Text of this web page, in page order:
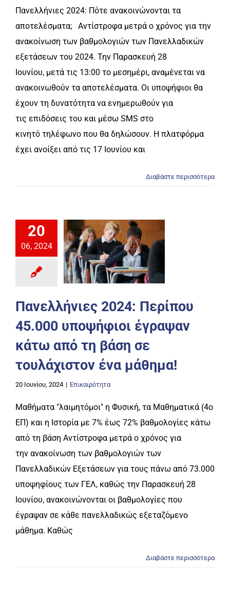
Πανελλήνιες 2024: Πότε ανακοινώνονται τα
αποτελέσματα; Αντίστροφα μετρά ο χρόνος για την
ανακοίνωση των βαθμολογιών των Πανελλαδικών
εξετάσεων του 2024. Την Παρασκευή 28
Ιουνίου, μετά τις 13:00 το μεσημέρι, αναμένεται να
ανακοινωθούν τα αποτελέσματα. Οι υποψήφιοι θα
έχουν τη δυνατότητα να ενημερωθούν για
τις επιδόσεις του και μέσω SMS στο
κινητό τηλέφωνο που θα δηλώσουν. Η πλατφόρμα
έχει ανοίξει από τις 17 Ιουνίου και
Διαβάστε περισσότερα
20
06, 2024
Πανελλήνιες 2024: Περίπου
45.000 υποψήφιοι έγραψαν
κάτω από τη βάση σε
τουλάχιστον ένα μάθημα!
20 Ιουνίου, 2024 | Επικαιρότητα
Μαθήματα "λαιμητόμοι" η Φυσική, τα Μαθηματικά (4ο
ΕΠ) και η Ιστορία με 7% έως 72% βαθμολογίες κάτω
από τη βάση Αντίστροφα μετρά ο χρόνος για
την ανακοίνωση των βαθμολογιών των
Πανελλαδικών Εξετάσεων για τους πάνω από 73.000
υποψηφίους των ΓΕΛ, καθώς την Παρασκευή 28
Ιουνίου, ανακοινώνονται οι βαθμολογίες που
έγραψαν σε κάθε πανελλαδικώς εξεταζόμενο
μάθημα. Καθώς
Διαβάστε περισσότερα